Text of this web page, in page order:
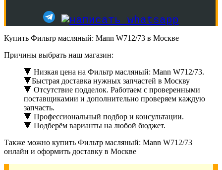
Купить Фильтр масляный: Mann W712/73 в Москве
Причины выбрать наш магазин:
🔻 Низкая цена на Фильтр масляный: Mann W712/73.
🔻Быстрая доставка нужных запчастей в Москву
🔻 Отсутствие подделок. Работаем с проверенными
поставщикамии и дополнительно проверяем каждую
запчасть.
🔻 Профессиональный подбор и консультации.
🔻 Подберём варианты на любой бюджет.
Также можно купить Фильтр масляный: Mann W712/73
онлайн и оформить доставку в Москве